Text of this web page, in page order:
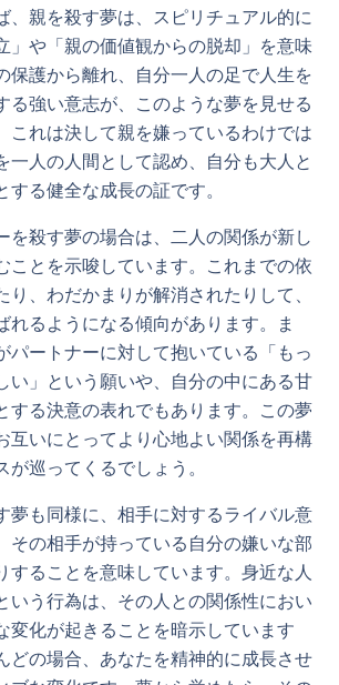
、親を殺す夢は、スピリチュアル的に
」や「親の価値観からの脱却」を意味
保護から離れ、自分一人の足で人生を
る強い意志が、このような夢を見せる
これは決して親を嫌っているわけでは
一人の人間として認め、自分も大人と
する健全な成長の証です。
を殺す夢の場合は、二人の関係が新し
ことを示唆しています。これまでの依
り、わだかまりが解消されたりして、
れるようになる傾向があります。ま
パートナーに対して抱いている「もっ
い」という願いや、自分の中にある甘
する決意の表れでもあります。この夢
互いにとってより心地よい関係を再構
が巡ってくるでしょう。
夢も同様に、相手に対するライバル意
その相手が持っている自分の嫌いな部
することを意味しています。身近な人
いう行為は、その人との関係性におい
変化が起きることを暗示しています
どの場合、あなたを精神的に成長させ